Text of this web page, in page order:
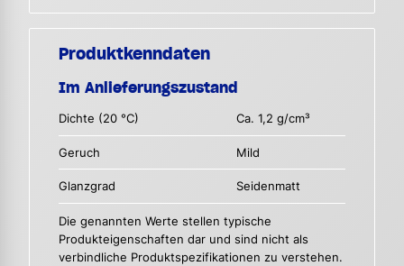
Produktkenndaten
Im Anlieferungszustand
Dichte (20 °C) Ca. 1,2 g/cm³
Geruch Mild
Glanzgrad Seidenmatt
Die genannten Werte stellen typische
Produkteigenschaften dar und sind nicht als
verbindliche Produktspezifikationen zu verstehen.